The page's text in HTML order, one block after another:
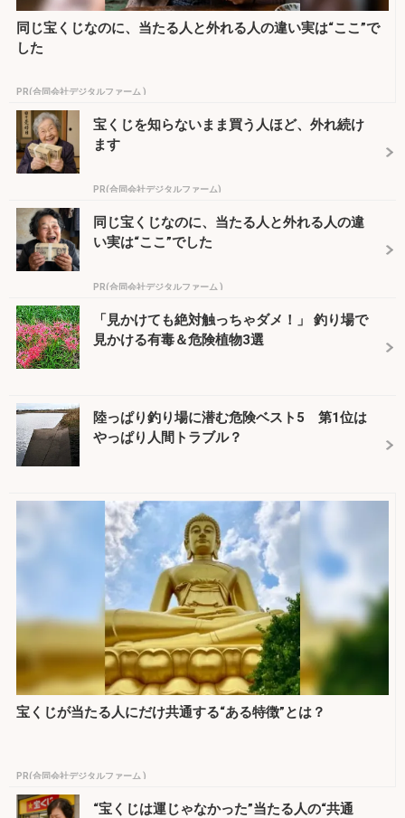
同じ宝くじなのに、当たる人と外れる人の違い実は“ここ”で
した
PR(合同会社デジタルファーム )
宝くじを知らないまま買う人ほど、外れ続け
ます
PR(合同会社デジタルファーム)
同じ宝くじなのに、当たる人と外れる人の違
い実は“ここ”でした
PR(合同会社デジタルファーム )
「見かけても絶対触っちゃダメ！」 釣り場で
見かける有毒＆危険植物3選
陸っぱり釣り場に潜む危険ベスト5 第1位は
やっぱり人間トラブル？
宝くじが当たる人にだけ共通する“ある特徴”とは？
PR(合同会社デジタルファーム )
“宝くじは運じゃなかった”当たる人の“共通